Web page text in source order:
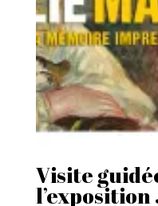
Visite